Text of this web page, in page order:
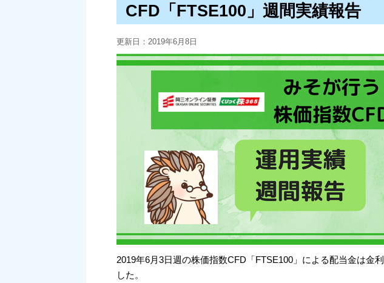
CFD「FTSE100」週間実績報告
更新日： 2019年6月8日
2019年6月3日週の株価指数CFD「FTSE100」による配当金は金
した。